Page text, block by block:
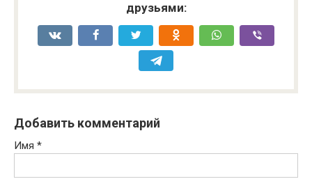
друзьями:
Добавить комментарий
Имя *